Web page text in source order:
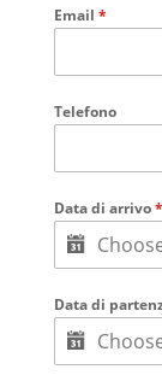
Email *
Telefono
Data di arrivo*
Data di